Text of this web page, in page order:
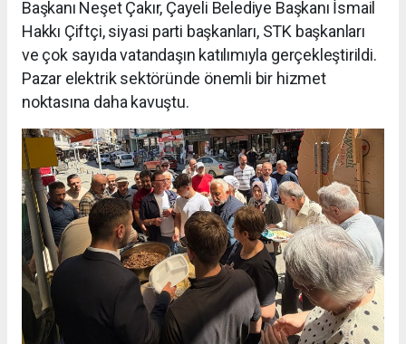
Başkanı Neşet Çakır, Çayeli Belediye Başkanı İsmail
Hakkı Çiftçi, siyasi parti başkanları, STK başkanları
ve çok sayıda vatandaşın katılımıyla gerçekleştirildi.
Pazar elektrik sektöründe önemli bir hizmet
noktasına daha kavuştu.